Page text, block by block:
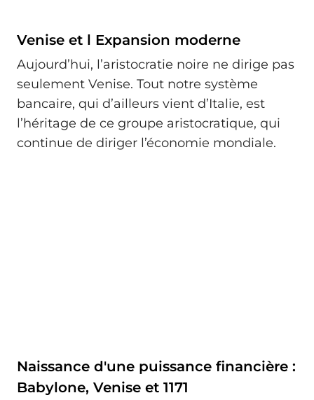
Venise et l Expansion moderne
Aujourd’hui, l’aristocratie noire ne dirige pas
seulement Venise. Tout notre système
bancaire, qui d’ailleurs vient d’Italie, est
l’héritage de ce groupe aristocratique, qui
continue de diriger l’économie mondiale.
Naissance d'une puissance financière :
Babylone, Venise et 1171